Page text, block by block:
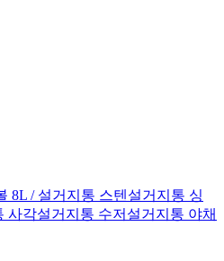
8L / 설거지통 스텐설거지통 싱
사각설거지통 수저설거지통 야채